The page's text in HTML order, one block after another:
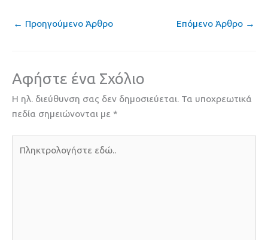
← Προηγούμενο Άρθρο Επόμενο Άρθρο →
Αφήστε ένα Σχόλιο
Η ηλ. διεύθυνση σας δεν δημοσιεύεται. Τα υποχρεωτικά
πεδία σημειώνονται με *